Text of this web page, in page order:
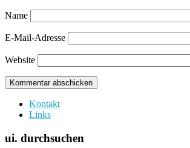
Name
E-Mail-Adresse
Website
Kontakt
Links
ui. durchsuchen